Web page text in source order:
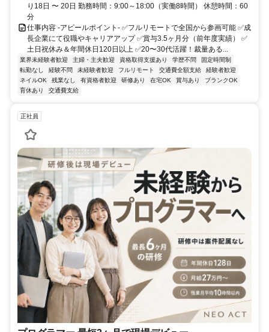
り18日 〜 20日 勤務時間：9:00～18:00（実働8時間） 休憩時間：60
分
仕事内容 -アピールポイント- ✅フルリモートで全国から参画可能 ✅成
長企業にて役職やキャリアアップ ✅賞与3.5ヶ月分（前年度実績） ✅
土日祝休み＆年間休日120日以上 ✅20〜30代活躍！裁量ある...
業界未経験者歓迎 主婦・主夫歓迎 資格取得支援あり 学歴不問
固定時間制
転勤なし
経験不問 未経験者歓迎 フルリモート 交通費全額支給
経験者歓迎
ネイルOK
残業なし 有資格者歓迎 研修あり 在宅OK 賞与あり
ブランクOK
育休あり
交通費支給
正社員